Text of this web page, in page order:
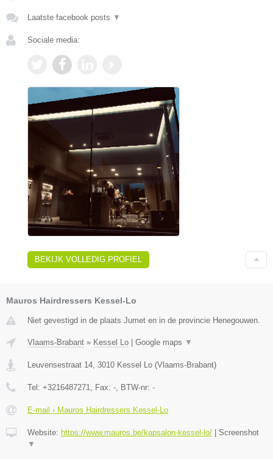
Laatste facebook posts ▼
Sociale media:
BEKIJK VOLLEDIG PROFIEL
Mauros Hairdressers Kessel-Lo
Niet gevestigd in de plaats Jumet en in de provincie Henegouwen.
Vlaams-Brabant » Kessel Lo | Google maps ▼
Leuvensestraat 14 3010 Kessel Lo (Vlaams-Brabant)
Tel: +3216487271 , Fax: - , BTW-nr: -
E-mail › Mauros Hairdressers Kessel-Lo
Website: https://www.mauros.be/kapsalon-kessel-lo/ | Screenshot
▼